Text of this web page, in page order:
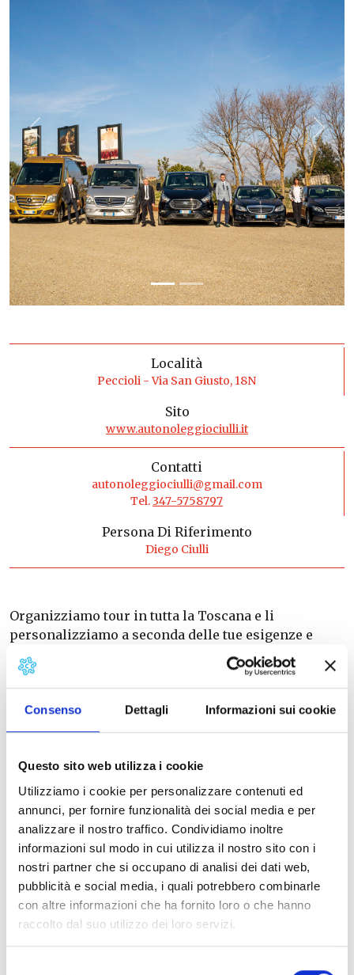
Consenso Dettagli Informazioni sui cookie
Questo sito web utilizza i cookie
Utilizziamo i cookie per personalizzare contenuti ed
annunci, per fornire funzionalità dei social media e per
analizzare il nostro traffico. Condividiamo inoltre
informazioni sul modo in cui utilizza il nostro sito con i
nostri partner che si occupano di analisi dei dati web,
pubblicità e social media, i quali potrebbero combinarle
con altre informazioni che ha fornito loro o che hanno
raccolto dal suo utilizzo dei loro servizi.
Previous Next
Località
Peccioli - Via San Giusto, 18N
Sito
www.autonoleggiociulli.it
Contatti
autonoleggiociulli@gmail.com
Tel.347-5758797
Persona Di Riferimento
Diego Ciulli
Organizziamo tour in tutta la Toscana e li
personalizziamo a seconda delle tue esigenze e
delle tue passioni in modo da concentrare in una
sola giornata le esperienze e le emozioni che solo la
Toscana può dare.
Tour in tutta la Toscana, organizzati e
Trasferimenti in tutta la Toscana, da e per
aeroporti, stazioni, porti e località turistiche.
Trasferimenti in tutta la Toscana su mezzi
confortevoli e di livello per eventi, fiere e congressi.
Dettagli